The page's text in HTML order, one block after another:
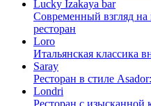
Lucky Izakaya bar
Современный взгляд на
ресторан
Loro
Итальянская классика
Saray
Ресторан в стиле
Londri
Ресторан с изысканной